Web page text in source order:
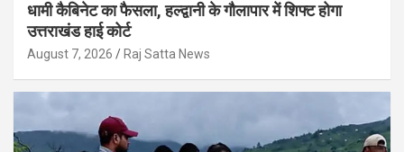
धामी कैबिनेट का फैसला, हल्द्वानी के गौलापार में शिफ्ट होगा
उत्तराखंड हाई कोर्ट
August 7, 2026 Raj Satta News